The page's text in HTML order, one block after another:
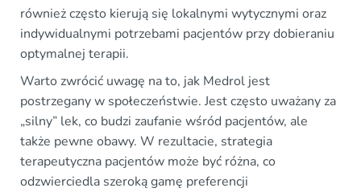
również często kierują się lokalnymi wytycznymi oraz
indywidualnymi potrzebami pacjentów przy dobieraniu
optymalnej terapii.
Warto zwrócić uwagę na to, jak Medrol jest
postrzegany w społeczeństwie. Jest często uważany za
„silny” lek, co budzi zaufanie wśród pacjentów, ale
także pewne obawy. W rezultacie, strategia
terapeutyczna pacjentów może być różna, co
odzwierciedla szeroką gamę preferencji